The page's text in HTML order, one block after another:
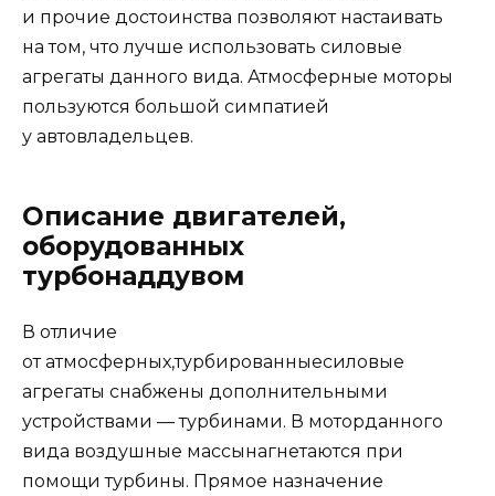
и прочие достоинства позволяют настаивать
на том, что лучше использовать силовые
агрегаты данного вида. Атмосферные моторы
пользуются большой симпатией
у автовладельцев.
Описание двигателей,
оборудованных
турбонаддувом
В отличие
от атмосферных,турбированныесиловые
агрегаты снабжены дополнительными
устройствами — турбинами. В моторданного
вида воздушные массынагнетаются при
помощи турбины. Прямое назначение